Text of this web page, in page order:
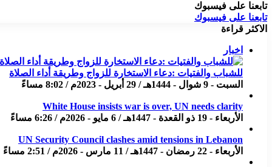
تابعنا على فيسبوك
تابعنا على فيسبوك
الاكثر قراءة
اخبار
للشباب والفتيات :دعاء الاستخارة للزواج وطريقة أداء الصلاة
السبت - 9 شوال - 1444هـ / 29 أبريل - 2023م / 8:02 مساءً
White House insists war is over, UN needs clarity
الأربعاء - 19 ذو القعدة - 1447هـ / 6 مايو - 2026م / 6:26 مساءً
UN Security Council clashes amid tensions in Lebanon
الأربعاء - 22 رمضان - 1447هـ / 11 مارس - 2026م / 2:51 مساءً